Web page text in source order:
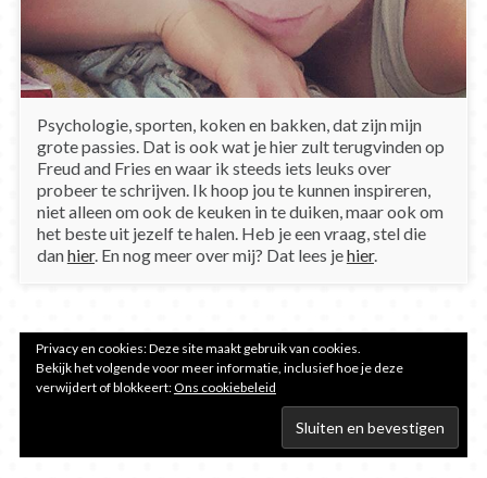
Psychologie, sporten, koken en bakken, dat zijn mijn
grote passies. Dat is ook wat je hier zult terugvinden op
Freud and Fries en waar ik steeds iets leuks over
probeer te schrijven. Ik hoop jou te kunnen inspireren,
niet alleen om ook de keuken in te duiken, maar ook om
het beste uit jezelf te halen. Heb je een vraag, stel die
danhier. En nog meer over mij? Dat lees jehier.
Privacy en cookies: Deze site maakt gebruik van cookies.
Bekijk het volgende voor meer informatie, inclusief hoe je deze
verwijdert of blokkeert:Ons cookiebeleid